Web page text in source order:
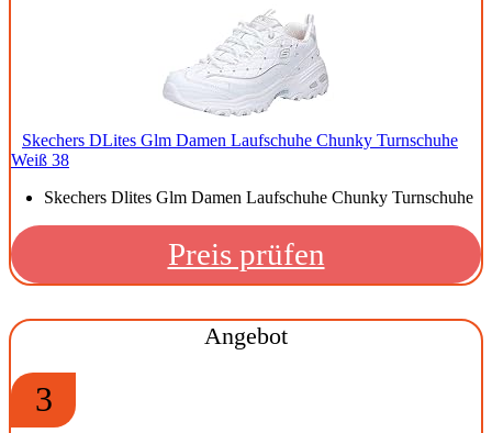
Skechers DLites Glm Damen Laufschuhe Chunky Turnschuhe
Weiß 38
Skechers Dlites Glm Damen Laufschuhe Chunky Turnschuhe
Preis prüfen
Angebot
3